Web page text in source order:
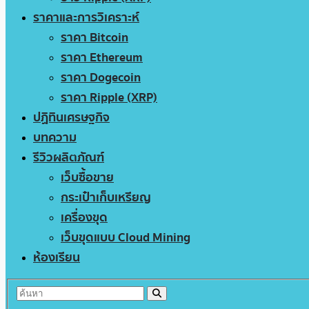
ราคาและการวิเคราะห์
ราคา Bitcoin
ราคา Ethereum
ราคา Dogecoin
ราคา Ripple (XRP)
ปฏิทินเศรษฐกิจ
บทความ
รีวิวผลิตภัณฑ์
เว็บซื้อขาย
กระเป๋าเก็บเหรียญ
เครื่องขุด
เว็บขุดแบบ Cloud Mining
ห้องเรียน